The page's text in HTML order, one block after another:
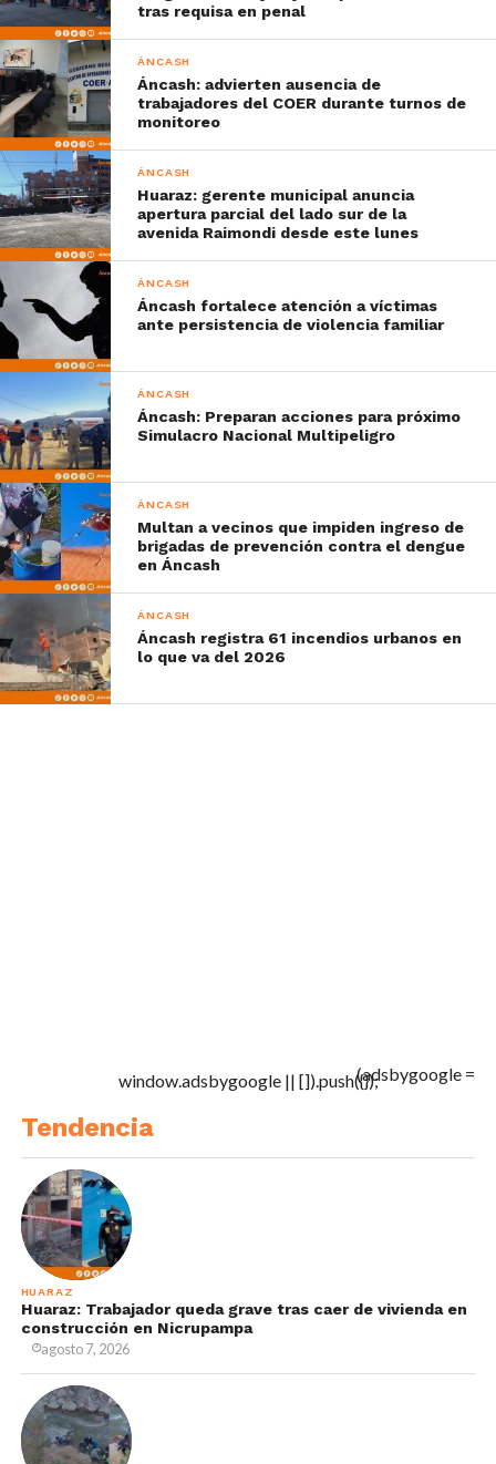
tras requisa en penal
ÁNCASH
Áncash: advierten ausencia de
trabajadores del COER durante turnos de
monitoreo
ÁNCASH
Huaraz: gerente municipal anuncia
apertura parcial del lado sur de la
avenida Raimondi desde este lunes
ÁNCASH
Áncash fortalece atención a víctimas
ante persistencia de violencia familiar
ÁNCASH
Áncash: Preparan acciones para próximo
Simulacro Nacional Multipeligro
ÁNCASH
Multan a vecinos que impiden ingreso de
brigadas de prevención contra el dengue
en Áncash
ÁNCASH
Áncash registra 61 incendios urbanos en
lo que va del 2026
(adsbygoogle =
window.adsbygoogle || []).push({});
Tendencia
HUARAZ
Huaraz: Trabajador queda grave tras caer de vivienda en
construcción en Nicrupampa
agosto 7, 2026